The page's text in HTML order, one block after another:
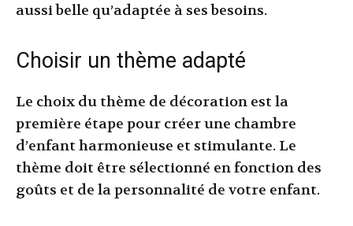
aussi belle qu’adaptée à ses besoins.
Choisir un thème adapté
Le choix du thème de décoration est la
première étape pour créer une chambre
d’enfant harmonieuse et stimulante. Le
thème doit être sélectionné en fonction des
goûts et de la personnalité de votre enfant.